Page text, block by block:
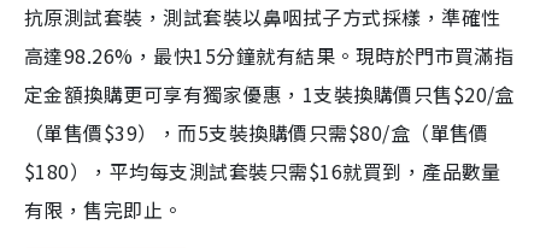
抗原測試套裝，測試套裝以鼻咽拭子方式採樣，準確性
高達98.26%，最快15分鐘就有結果。現時於門市買滿指
定金額換購更可享有獨家優惠，1支裝換購價只售$20/盒
（單售價$39），而5支裝換購價只需$80/盒（單售價
$180），平均每支測試套裝只需$16就買到，產品數量
有限，售完即止。